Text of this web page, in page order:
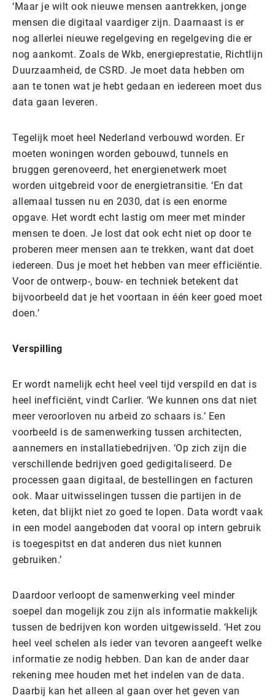
‘Maar je wilt ook nieuwe mensen aantrekken, jonge
mensen die digitaal vaardiger zijn. Daarnaast is er
nog allerlei nieuwe regelgeving en regelgeving die er
nog aankomt. Zoals de Wkb, energieprestatie, Richtlijn
Duurzaamheid, de CSRD. Je moet data hebben om
aan te tonen wat je hebt gedaan en iedereen moet dus
data gaan leveren.
Tegelijk moet heel Nederland verbouwd worden. Er
moeten woningen worden gebouwd, tunnels en
bruggen gerenoveerd, het energienetwerk moet
worden uitgebreid voor de energietransitie. ‘En dat
allemaal tussen nu en 2030, dat is een enorme
opgave. Het wordt echt lastig om meer met minder
mensen te doen. Je lost dat ook echt niet op door te
proberen meer mensen aan te trekken, want dat doet
iedereen. Dus je moet het hebben van meer efficiëntie.
Voor de ontwerp-, bouw- en techniek betekent dat
bijvoorbeeld dat je het voortaan in één keer goed moet
doen.’
Verspilling
Er wordt namelijk echt heel veel tijd verspild en dat is
heel inefficiënt, vindt Carlier. ‘We kunnen ons dat niet
meer veroorloven nu arbeid zo schaars is.’ Een
voorbeeld is de samenwerking tussen architecten,
aannemers en installatiebedrijven. ‘Op zich zijn die
verschillende bedrijven goed gedigitaliseerd. De
processen gaan digitaal, de bestellingen en facturen
ook. Maar uitwisselingen tussen die partijen in de
keten, dat blijkt niet zo goed te lopen. Data wordt vaak
in een model aangeboden dat vooral op intern gebruik
is toegespitst en dat anderen dus niet kunnen
gebruiken.’
Daardoor verloopt de samenwerking veel minder
soepel dan mogelijk zou zijn als informatie makkelijk
tussen de bedrijven kon worden uitgewisseld. ‘Het zou
heel veel schelen als ieder van tevoren aangeeft welke
informatie ze nodig hebben. Dan kan de ander daar
rekening mee houden met het indelen van de data.
Daarbij kan het alleen al gaan over het geven van